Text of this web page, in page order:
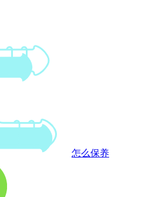
怎么保养